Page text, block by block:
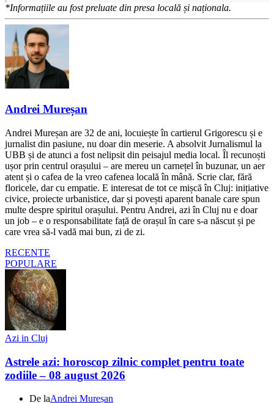
*Informațiile au fost preluate din presa locală și naționala.
Andrei Mureșan
Andrei Mureșan are 32 de ani, locuiește în cartierul Grigorescu și e
jurnalist din pasiune, nu doar din meserie. A absolvit Jurnalismul la
UBB și de atunci a fost nelipsit din peisajul media local. Îl recunoști
ușor prin centrul orașului – are mereu un carnețel în buzunar, un aer
atent și o cafea de la vreo cafenea locală în mână. Scrie clar, fără
floricele, dar cu empatie. E interesat de tot ce mișcă în Cluj: inițiative
civice, proiecte urbanistice, dar și povești aparent banale care spun
multe despre spiritul orașului. Pentru Andrei, azi în Cluj nu e doar
un job – e o responsabilitate față de orașul în care s-a născut și pe
care vrea să-l vadă mai bun, zi de zi.
RECENTE
POPULARE
Azi in Cluj
Astrele azi: horoscop zilnic complet pentru toate
zodiile – 08 august 2026
De laAndrei Mureșan